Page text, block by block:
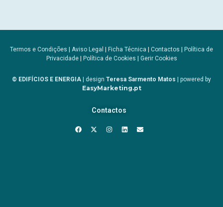
Termos e Condições Aviso Legal Ficha Técnica Contactos
Política de
Privacidade| Política de Cookies Gerir Cookies
© EDIFÍCIOS E ENERGIA | design Teresa Sarmento Matos | powered by
EasyMarketing.pt
Contactos